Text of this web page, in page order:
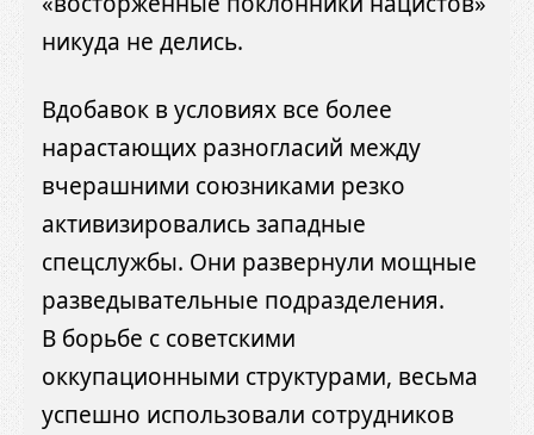
никуда не делись.
Вдобавок в условиях все более
нарастающих разногласий между
вчерашними союзниками резко
активизировались западные
спецслужбы. Они развернули мощные
разведывательные подразделения.
В борьбе с советскими
оккупационными структурами, весьма
успешно использовали сотрудников